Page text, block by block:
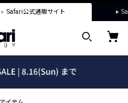
Safari公式通販サイト